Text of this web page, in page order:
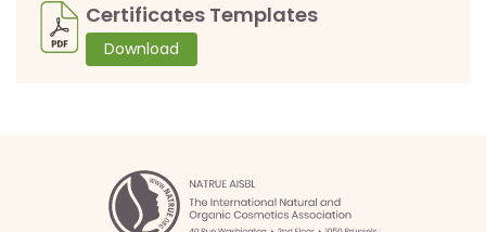
Certificates Templates
Download